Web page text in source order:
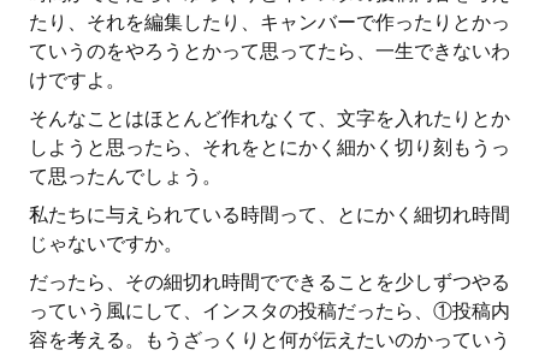
たり、それを編集したり、キャンバーで作ったりとかっ
ていうのをやろうとかって思ってたら、一生できないわ
けですよ。
そんなことはほとんど作れなくて、文字を入れたりとか
しようと思ったら、それをとにかく細かく切り刻もうっ
て思ったんでしょう。
私たちに与えられている時間って、とにかく細切れ時間
じゃないですか。
だったら、その細切れ時間でできることを少しずつやる
っていう風にして、インスタの投稿だったら、①投稿内
容を考える。もうざっくりと何が伝えたいのかっていう